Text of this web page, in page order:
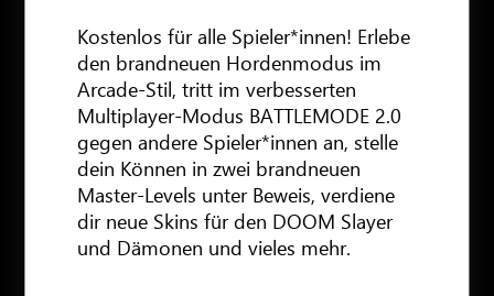
Kostenlos für alle Spieler*innen! Erlebe
den brandneuen Hordenmodus im
Arcade-Stil, tritt im verbesserten
Multiplayer-Modus BATTLEMODE 2.0
gegen andere Spieler*innen an, stelle
dein Können in zwei brandneuen
Master-Levels unter Beweis, verdiene
dir neue Skins für den DOOM Slayer
und Dämonen und vieles mehr.